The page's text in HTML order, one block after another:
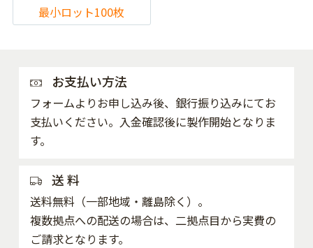
最小ロット100枚
お支払い方法
フォームよりお申し込み後、銀行振り込みにてお
支払いください。入金確認後に製作開始となりま
す。
送 料
送料無料（一部地域・離島除く）。
複数拠点への配送の場合は、二拠点目から実費の
ご請求となります。